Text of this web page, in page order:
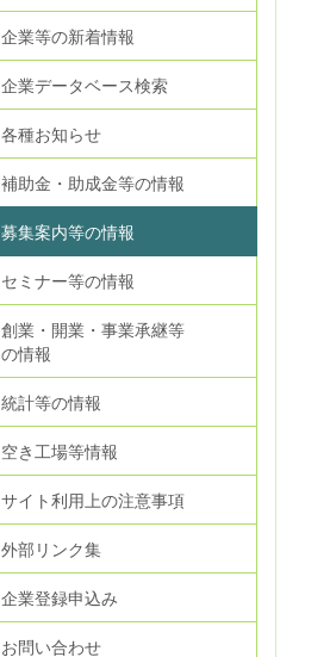
企業等の新着情報
企業データベース検索
各種お知らせ
補助金・助成金等の情報
募集案内等の情報
セミナー等の情報
創業・開業・事業承継等
の情報
統計等の情報
空き工場等情報
サイト利用上の注意事項
外部リンク集
企業登録申込み
お問い合わせ